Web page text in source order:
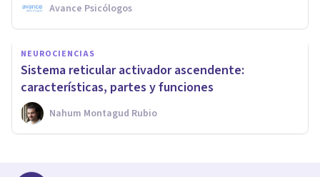
Avance Psicólogos
NEUROCIENCIAS
Sistema reticular activador ascendente:
características, partes y funciones
Nahum Montagud Rubio